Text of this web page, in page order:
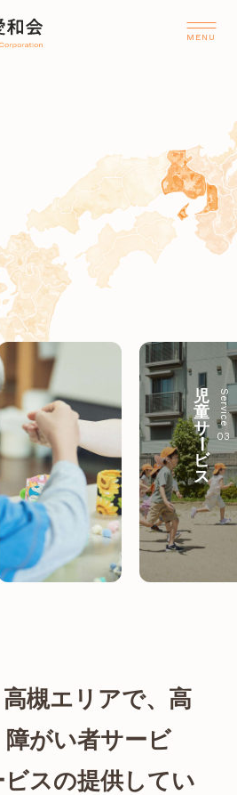
児
童
サ
ー
ビ
ス
Service
03
高槻エリアで、 高
障がい者サービ
ビスの提供してい